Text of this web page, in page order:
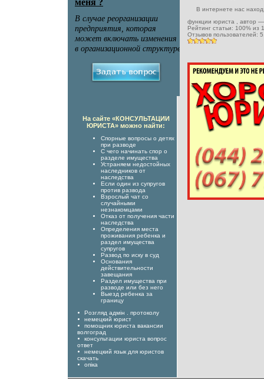
В интернете нас
функции юриста
, автор
Рейтинг статьи: 100% из
Отзывов пользователей: 5
На сайте «КОНСУЛЬТАЦИИ
ЮРИСТА» можно найти:
Спорные вопросы о детях
при разводе
С чего начинать спор о
разделе имущества
Устраняем недостойных
наследников от
наследства
Если один из супругов
против развода
Взрослый чат со
случайными
незнакомцами
Отказ от получения части
наследства
Определения места
проживания ребенка и
раздел имущества
супругов
Развод по иску в суд
Основания
действительности
завещания
Раздел имущества при
разводе или без него
Выезд ребенка за
границу
Розгляд адмін . протоколу
немецкий юрист
помощник юриста вакансии
волгоград
консультации юриста вопрос
ответ
немецкий язык для юристов
скачать
опіка